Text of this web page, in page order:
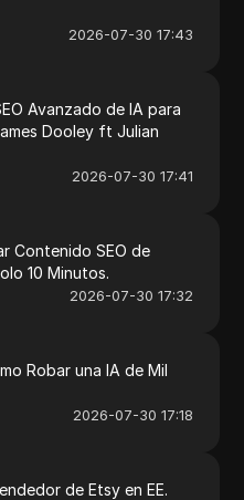
2026-07-30 17:43
Avanzado de IA para
Dooley ft Julian
2026-07-30 17:41
Contenido SEO de
10 Minutos.
2026-07-30 17:32
Robar una IA de Mil
2026-07-30 17:18
de Etsy en EE.